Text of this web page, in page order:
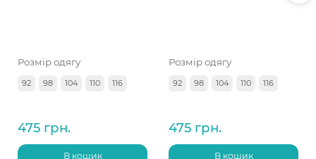
Розмір одягу
92 98 104 110 116
475 грн.
В кошик
Розмір одягу
92 98 104 110 116
475 грн.
В кошик